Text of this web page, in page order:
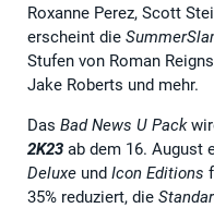
Roxanne Perez, Scott
erscheint die
Stufen von Roman
Jake Roberts und mehr.
Das Bad News U Pack
2K23 ab dem 16. August
Deluxe und Icon Editions
35% reduziert, die